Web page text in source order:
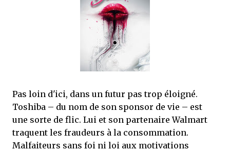
mettre sous tous les yeux. C'est cela...
Pas loin d'ici, dans un futur pas trop éloigné.
Toshiba – du nom de son sponsor de vie – est
une sorte de flic. Lui et son partenaire Walmart
traquent les fraudeurs à la consommation.
Malfaiteurs sans foi ni loi aux motivations